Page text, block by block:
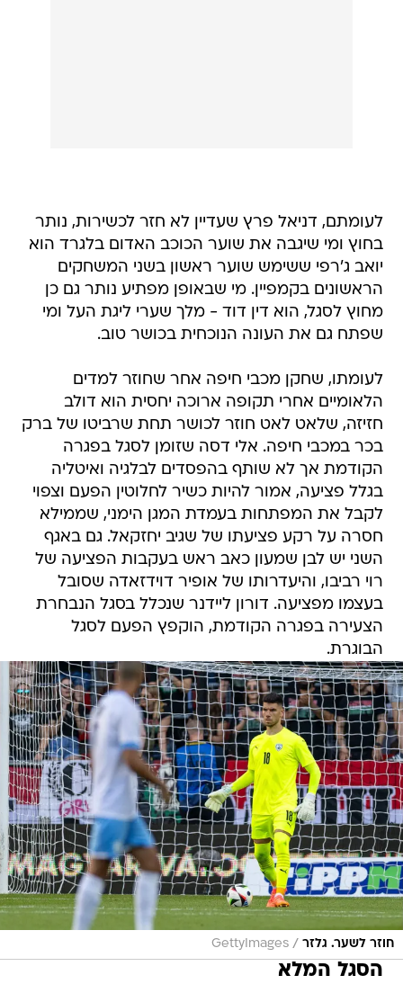
לעומתם, דניאל פרץ שעדיין לא חזר לכשירות, נותר
בחוץ ומי שיגבה את שוער הכוכב האדום בלגרד הוא
יואב ג'רפי ששימש שוער ראשון בשני המשחקים
הראשונים בקמפיין. מי שבאופן מפתיע נותר גם כן
מחוץ לסגל, הוא דין דוד - מלך שערי ליגת העל ומי
שפתח גם את העונה הנוכחית בכושר טוב.
לעומתו, שחקן מכבי חיפה אחר שחוזר למדים
הלאומיים אחרי תקופה ארוכה יחסית הוא דולב
חזיזה, שלאט לאט חוזר לכושר תחת שרביטו של ברק
בכר במכבי חיפה. אלי דסה שזומן לסגל בפגרה
הקודמת אך לא שותף בהפסדים לבלגיה ואיטליה
בגלל פציעה, אמור להיות כשיר לחלוטין הפעם וצפוי
לקבל את המפתחות בעמדת המגן הימני, שממילא
חסרה על רקע פציעתו של שגיב יחזקאל. גם באגף
השני יש לבן שמעון כאב ראש בעקבות הפציעה של
רוי רביבו, והיעדרותו של אופיר דוידזאדה שסובל
בעצמו מפציעה. דורון ליידנר שנכלל בסגל הנבחרת
הצעירה בפגרה הקודמת, הוקפץ הפעם לסגל
הבוגרת.
חוזר לשער. גלזר /
GettyImages
הסגל המלא